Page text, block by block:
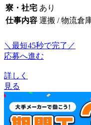
寮・社宅 あり
仕事内容 運搬 / 物流倉
＼最短45秒で完了／
応募へ進む
詳しく
見る